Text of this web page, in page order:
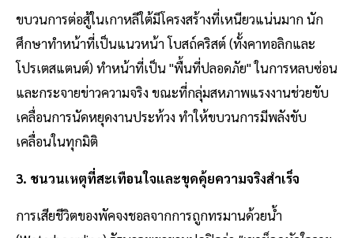
ขบวนการต่อสู้ในเกาหลีใต้มีโครงสร้างที่เหนียวแน่นมาก นัก
ศึกษาทําหน้าที่เป็นแนวหน้า โบสถ์คริสต์ (ทั้งคาทอลิกและ
โปรเตสแตนต์) ทําหน้าที่เป็น "พื้นที่ปลอดภัย" ในการหลบซ่อน
และกระจายข่าวความจริง ขณะที่กลุ่มสหภาพแรงงานช่วยขับ
เคลื่อนการนัดหยุดงานประท้วง ทําให้ขบวนการมีพลังขับ
เคลื่อนในทุกมิติ
3. ชนวนเหตุที่สะเทือนใจและขุดคุ้ยความจริงสําเร็จ
การเสียชีวิตของพัคจงชอลจากการถูกทรมานด้วยนํ้า